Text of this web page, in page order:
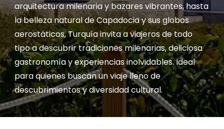
arquitectura milenaria y bazares vibrantes, hasta
la belleza natural de Capadocia y sus globos
aerostáticos, Turquía invita a viajeros de todo
tipo a descubrir tradiciones milenarias, deliciosa
gastronomía y experiencias inolvidables. Ideal
para quienes buscan un viaje lleno de
descubrimientos y diversidad cultural.